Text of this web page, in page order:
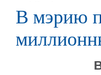
В мэрию